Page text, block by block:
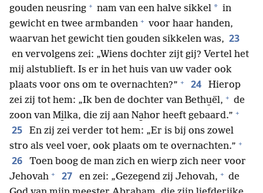
gouden neusring + nam van een halve sikkel * in
gewicht en twee armbanden + voor haar handen,
waarvan het gewicht tien gouden sikkelen was, 23
en vervolgens zei: „Wiens dochter zijt gij? Vertel het
mij alstublieft. Is er in het huis van uw vader ook
plaats voor ons om te overnachten?” + 24
Hierop
zei zij tot hem: „Ik ben de dochter van Bethu̱ël, + de
zoon van Mi̱lka, die zij aan Na̱hor heeft gebaard.” +
25
En zij zei verder tot hem: „Er is bij ons zowel
stro als veel voer, ook plaats om te overnachten.” +
26
Toen boog de man zich en wierp zich neer voor
Jehovah + 27 en zei: „Gezegend zij Jehovah, + de